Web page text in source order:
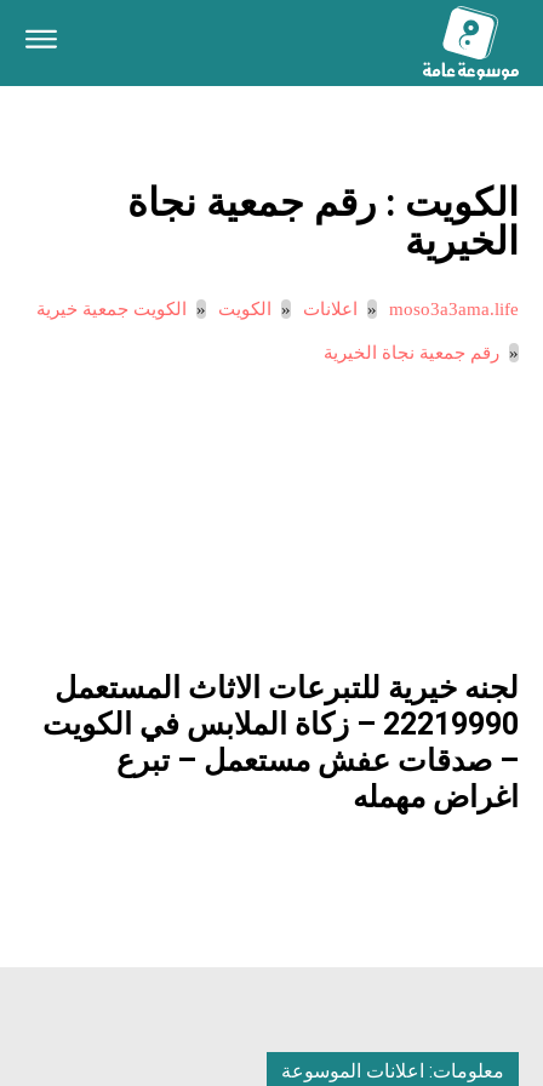
الكويت : رقم جمعية نجاة
الخيرية
moso3a3ama.life اعلانات الكويت الكويت جمعية خيرية
رقم جمعية نجاة الخيرية
لجنه خيرية للتبرعات الاثاث المستعمل
22219990 – زكاة الملابس في الكويت
– صدقات عفش مستعمل – تبرع
اغراض مهمله
معلومات: اعلانات الموسوعة